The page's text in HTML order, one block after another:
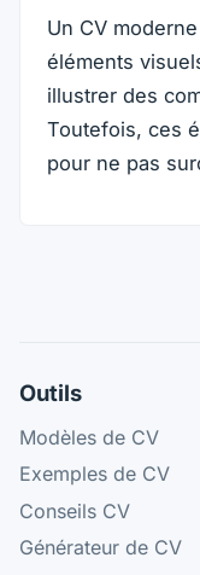
Un CV
éléments
illustrer des
Toutefois, ces
pour ne pas
Outils
Modèles de CV
Exemples de CV
Conseils CV
Générateur de CV